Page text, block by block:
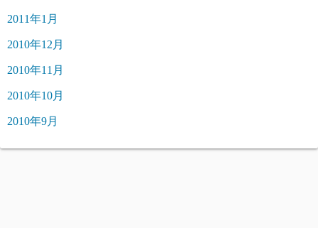
2011年1月
2010年12月
2010年11月
2010年10月
2010年9月